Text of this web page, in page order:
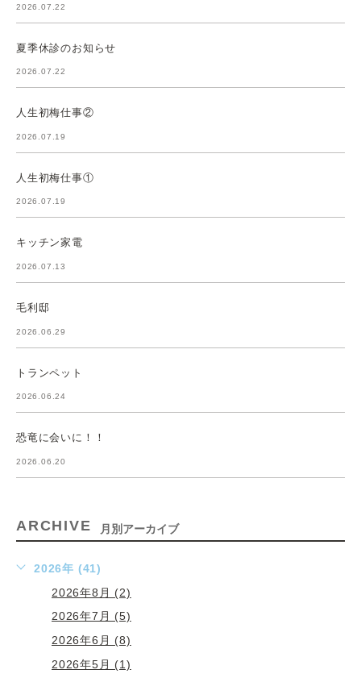
2026.07.22
夏季休診のお知らせ
2026.07.22
人生初梅仕事②
2026.07.19
人生初梅仕事①
2026.07.19
キッチン家電
2026.07.13
毛利邸
2026.06.29
トランペット
2026.06.24
恐竜に会いに！！
2026.06.20
ARCHIVE 月別アーカイブ
2026年 (41)
2026年8月 (2)
2026年7月 (5)
2026年6月 (8)
2026年5月 (1)